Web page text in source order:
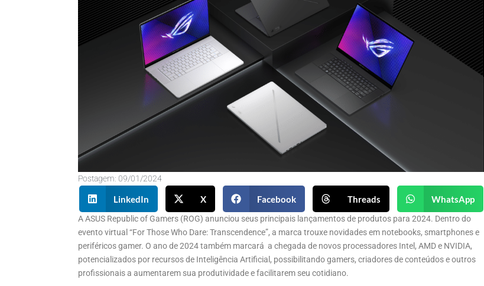
Postagem: 09/01/2024
LinkedIn X Facebook Threads WhatsApp
A ASUS Republic of Gamers (ROG) anunciou seus principais lançamentos de produtos para 2024. Dentro do
evento virtual “For Those Who Dare: Transcendence”, a marca trouxe novidades em notebooks, smartphones e
periféricos gamer. O ano de 2024 também marcará a chegada de novos processadores Intel, AMD e NVIDIA,
potencializados por recursos de Inteligência Artificial, possibilitando gamers, criadores de conteúdos e outros
profissionais a aumentarem sua produtividade e facilitarem seu cotidiano.